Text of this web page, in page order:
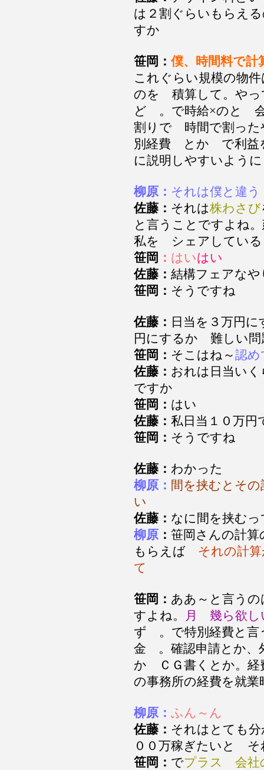
は２割ぐらいもらえ
すか
笹岡：僕、時間料で
これぐらい規模の物
のを 積算して。やっ
ど 。で時給×のと
割りで 時間で割っ
別経費 とか で利益
に説明しやすいよ
柳原： それは僕と違
佐藤： それは株わさび
と言うことですよね
私を シェアしてい
笹岡 ： はいはい
佐藤： 結構フェアな
笹岡： そうですね
佐藤： 日当を３万円
円にするか 難しい
笹岡： そこはね～認
佐藤： おれは日当い
ですか
笹岡： はい
佐藤： 私日当１０万
笹岡： そうですね
佐藤： わかった
柳原： 間を挟むとそ
い
佐藤： なに間を挟む
柳原 ： 笹岡さんの計
もらえば それの計
て
笹岡： ああ～と言う
すよね。
月 幾ら欲し
ず 。で特別経費と
金 。確認申請とか、
か ＣＧ書くとか。
の事務所の経費を就
柳原： ふん～ん
佐藤： それはとても
００万稼ぎたいと そ
笹岡： でプラス 会社